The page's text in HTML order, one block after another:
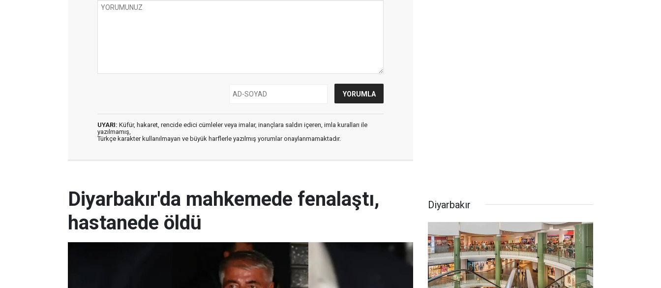
UYARI: Küfür, hakaret, rencide edici cümleler veya imalar, inançlara saldırı içeren, imla kuralları ile
yazılmamış,
Türkçe karakter kullanılmayan ve büyük harflerle yazılmış yorumlar onaylanmamaktadır.
Diyarbakır'da mahkemede fenalaştı,
hastanede öldü
Diyarbakır